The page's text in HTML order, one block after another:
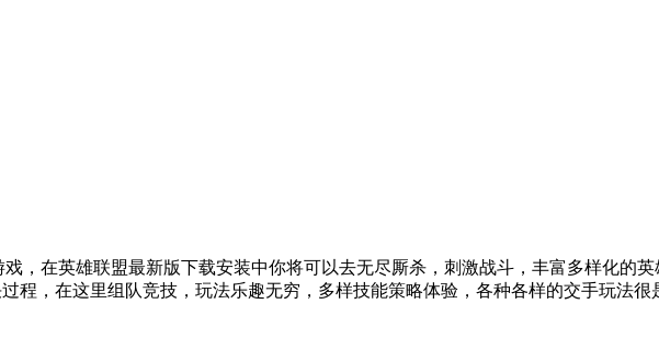
戏，在英雄联盟最新版下载安装中你将可以去无尽厮杀，刺激战斗，丰富多样化的
程，在这里组队竞技，玩法乐趣无穷，多样技能策略体验，各种各样的交手玩法很